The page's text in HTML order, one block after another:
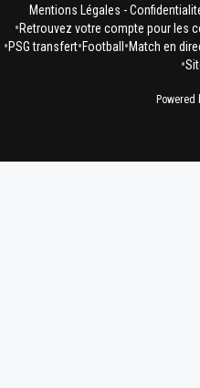
Mentions Légales -
•Retrouvez votre compte pour les
•PSG transfert•Football •Match en
•
Powered